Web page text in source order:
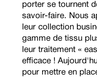
porter se tournent
savoir-faire. Nous
leur collection
gamme de tissu
leur traitement «
efficace !
pour mettre en